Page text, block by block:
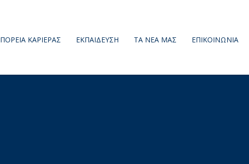
ΠΟΡΕΙΑ ΚΑΡΙΕΡΑΣ ΕΚΠΑΙΔΕΥΣΗ ΤΑ ΝΕΑ ΜΑΣ ΕΠΙΚΟΙΝΩΝΙΑ